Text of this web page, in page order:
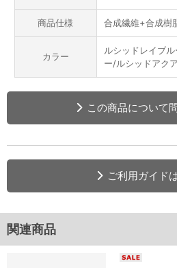
商品仕様 合成繊維+合成樹
カラー
ルシッドレイブ
ー/ルシッドアク
この商品について
ご利用ガイド
関連商品